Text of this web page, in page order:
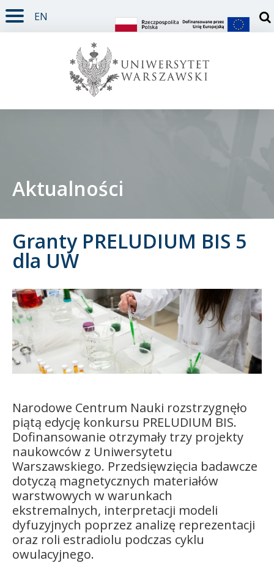
TREŚĆ STRONY
MENU GŁÓWNE
WYSZUKIWARKA
SOCIAL MEDIA
STOPKA STRONY
EN
Doktorant
Pracownik
Kandydat
Absolwent
Aktualności
Granty PRELUDIUM BIS 5
dla UW
Narodowe Centrum Nauki rozstrzygnęło
piątą edycję konkursu PRELUDIUM BIS.
Dofinansowanie otrzymały trzy projekty
naukowców z Uniwersytetu
Warszawskiego. Przedsięwzięcia badawcze
dotyczą magnetycznych materiałów
warstwowych w warunkach
ekstremalnych, interpretacji modeli
dyfuzyjnych poprzez analizę reprezentacji
oraz roli estradiolu podczas cyklu
owulacyjnego.